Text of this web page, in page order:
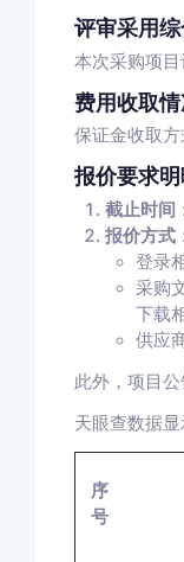
评审采用
本次采购项
费用收取
保证金收取
报价要求
截止时间
报价方式
登录
采购
下载
供应
此外，项目
天眼查数据
序
号